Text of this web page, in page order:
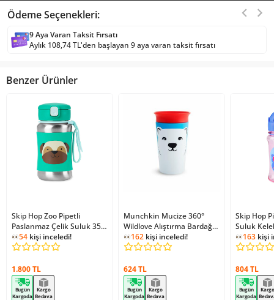
Ödeme Seçenekleri:
9 Aya Varan Taksit Fırsatı
Aylık 108,74 TL'den başlayan 9 aya varan taksit fırsatı
Benzer Ürünler
Skip Hop Zoo Pipetli
Paslanmaz Çelik Suluk 350
Ml Pug
54 kişi inceledi!
1.800 TL
Bugün
Kargoda
Kargo
Bedava
Munchkin Mucize 360°
Wildlove Alıştırma Bardağı
12 Ay+ 266 Ml Kutup Ayısı
162 kişi inceledi!
624 TL
Bugün
Kargoda
Kargo
Bedava
Skip Hop
Suluk
163 kişi
804 TL
Bugün
Kargoda
Kargo